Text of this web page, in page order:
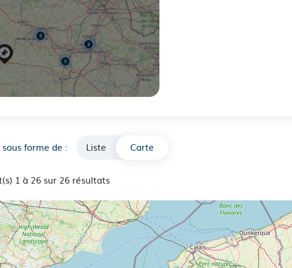
1 à 26 sur 26 résultats
forme de : Liste Carte